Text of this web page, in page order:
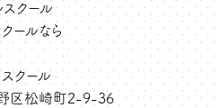
ールなら
クール
区松崎町2-9-36